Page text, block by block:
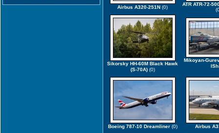
Airbus A320-251N (0)
ATR ATR-72-
Sikorsky HH-60M Black Hawk
(S-70A) (0)
Mikoyan-
ISh
Boeing 787-10 Dreamliner (0) Airbus